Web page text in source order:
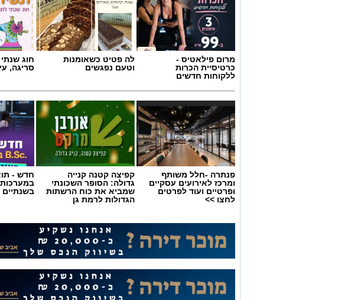
שירים שהפכו את הפוליטיקה הישראלית לפזמון
ממערכת הבחירות ועד יוקר המחיה, מהסטיקרים על
החלום לברוח ללונדון – הרבה לפני הרשתות
כבר ידעו להגיד את מה שהציבור חושב.
"איזו מדינה" – אלי לוזון שיר המחאה המזרחי
מרום פילאטיס -
כרטיסיית הכרות
ללקוחות חדשים
לה פטיט כשאומנות
וטעם נפגשים
חוג
סריגה,
פנתרה -חלל משותף
ומרכז לאירועים עסקיים
ופרטיים ועוד לפרטים
לחצו >>
קפיצה קטנה קנייה
גדולה: הסופר השכונתי
שמביא את כוח הרשתות
הגדולות לרמת גן
חדש -